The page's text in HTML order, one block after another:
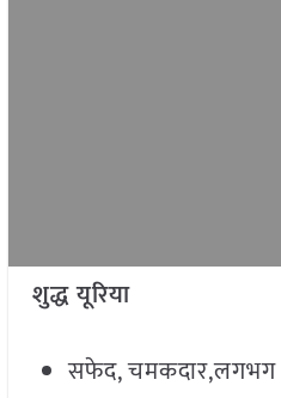
शुद्ध यूरिया
सफेद,